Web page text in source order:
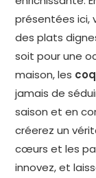
présentées ici,
des plats
soit pour une
maison, les
jamais de
saison et en
créerez un
cœurs et les
innovez, et